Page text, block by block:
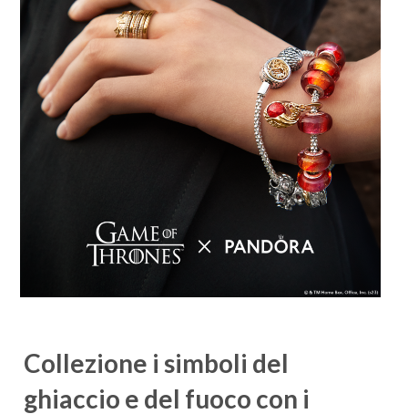
Collezione i simboli del
ghiaccio e del fuoco con i